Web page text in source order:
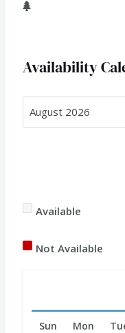
Availability
Available
Not Available
Sun Mon